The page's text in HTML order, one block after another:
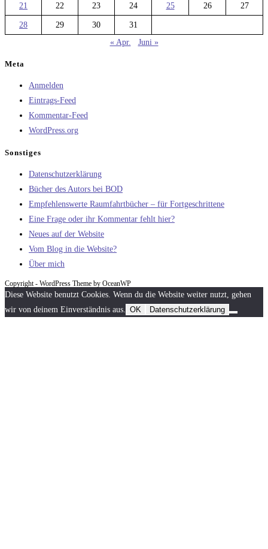
21 22 23 24 25 26 27
28 29 30
31
« Apr.
Juni »
Meta
Anmelden
Eintrags-Feed
Kommentar-Feed
WordPress.org
Sonstiges
Datenschutzerklärung
Bücher des Autors bei BOD
Empfehlenswerte Raumfahrtbücher – für Fortgeschrittene
Eine Frage oder ihr Kommentar fehlt hier?
Neues auf der Website
Vom Blog in die Website?
Über mich
Copyright - WordPress Theme by OceanWP
Diese Website benutzt Cookies. Wenn du die Website weiter nutzt, gehen
wir von deinem Einverständnis aus.
OK Datenschutzerklärung